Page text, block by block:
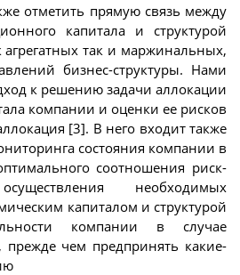
отметить прямую связь между
капитала и структурой
так и маржинальных,
бизнес-структуры. Нами
к решению задачи аллокации
компании и оценки ее рисков
[3]. В него входит также
состояния компании в
соотношения риск-
необходимых
капиталом и структурой
компании в случае
прежде чем предпринять какие-